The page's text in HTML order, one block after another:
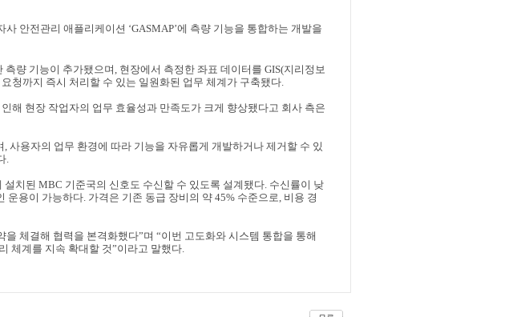
사 안전관리 애플리케이션 ‘GASMAP’에 측량 기능을 통합하는 개발을
측량 기능이 추가됐으며, 현장에서 측정한 좌표 데이터를 GIS(지리정보
요청까지 즉시 처리할 수 있는 일원화된 업무 체계가 구축됐다.
인해 현장 작업자의 업무 효율성과 만족도가 크게 향상됐다고 회사 측은
, 사용자의 업무 환경에 따라 기능을 자유롭게 개발하거나 제거할 수 있
.
설치된 MBC 기준국의 신호도 수신할 수 있도록 설계됐다. 수신률이 낮
운용이 가능하다. 가격은 기존 동급 장비의 약 45% 수준으로, 비용 경
을 체결해 협력을 본격화했다”며 “이번 고도화와 시스템 통합을 통해
체계를 지속 확대할 것”이라고 말했다.